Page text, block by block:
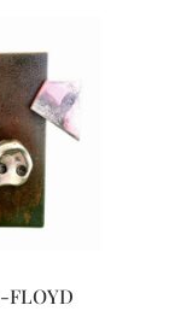
FLOYD